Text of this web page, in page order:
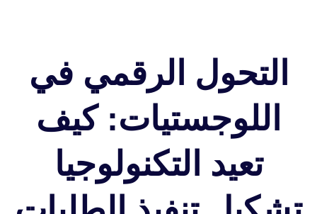
التحول الرقمي في
اللوجستيات: كيف
تعيد التكنولوجيا